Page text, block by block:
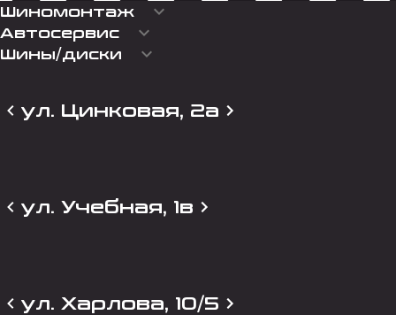
Шиномонтаж keyboard_arrow_down
Автосервис keyboard_arrow_down
Шины/диски keyboard_arrow_down
ул. Цинковая, 2а
ул. Учебная, 1в
ул. Харлова, 10/5